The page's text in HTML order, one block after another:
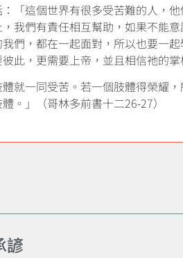
「這個世界有很多受苦難的人，
我們有責任相互幫助，如果不能
們，都在一起面對，所以也要一
此，更需要上帝，並且相信祂的掌
體就一同受苦。若一個肢體得榮耀
。」（哥林多前書十二26-27）
諺